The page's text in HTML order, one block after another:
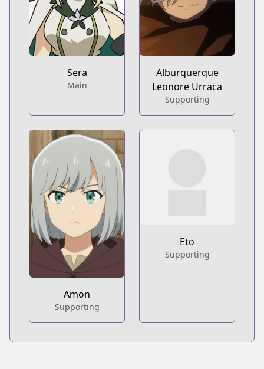
Sera
Main
Alburquerque
Leonore Urraca
Supporting
Amon
Supporting
Eto
Supporting